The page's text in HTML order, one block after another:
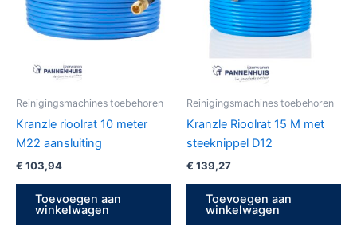
Reinigingsmachines toebehoren
Kranzle rioolrat 10 meter
M22 aansluiting
€ 103,94
Toevoegen aan
winkelwagen
Reinigingsmachines toebehoren
Kranzle Rioolrat 15 M met
steeknippel D12
€ 139,27
Toevoegen aan
winkelwagen